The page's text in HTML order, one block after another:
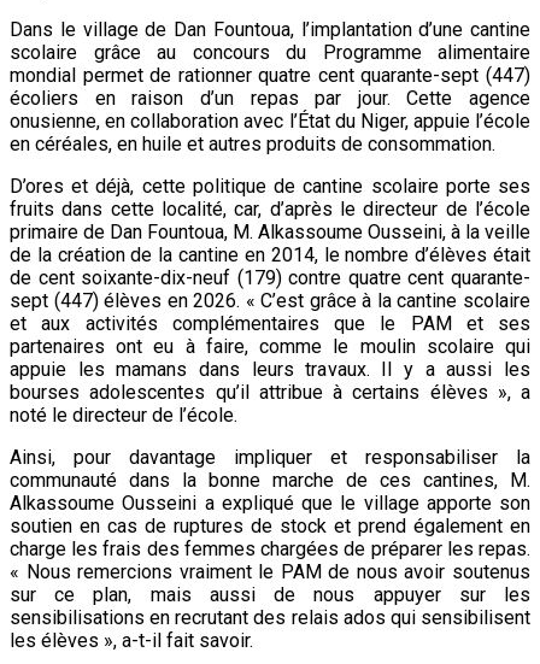
Dans le village de Dan Fountoua, l’implantation d’une cantine
scolaire grâce au concours du Programme alimentaire
mondial permet de rationner quatre cent quarante-sept (447)
écoliers en raison d’un repas par jour. Cette agence
onusienne, en collaboration avec l’État du Niger, appuie l’école
en céréales, en huile et autres produits de consommation.
D’ores et déjà, cette politique de cantine scolaire porte ses
fruits dans cette localité, car, d’après le directeur de l’école
primaire de Dan Fountoua, M. Alkassoume Ousseini, à la veille
de la création de la cantine en 2014, le nombre d’élèves était
de cent soixante-dix-neuf (179) contre quatre cent quarante-
sept (447) élèves en 2026. « C’est grâce à la cantine scolaire
et aux activités complémentaires que le PAM et ses
partenaires ont eu à faire, comme le moulin scolaire qui
appuie les mamans dans leurs travaux. Il y a aussi les
bourses adolescentes qu’il attribue à certains élèves », a
noté le directeur de l’école.
Ainsi, pour davantage impliquer et responsabiliser la
communauté dans la bonne marche de ces cantines, M.
Alkassoume Ousseini a expliqué que le village apporte son
soutien en cas de ruptures de stock et prend également en
charge les frais des femmes chargées de préparer les repas.
« Nous remercions vraiment le PAM de nous avoir soutenus
sur ce plan, mais aussi de nous appuyer sur les
sensibilisations en recrutant des relais ados qui sensibilisent
les élèves », a-t-il fait savoir.